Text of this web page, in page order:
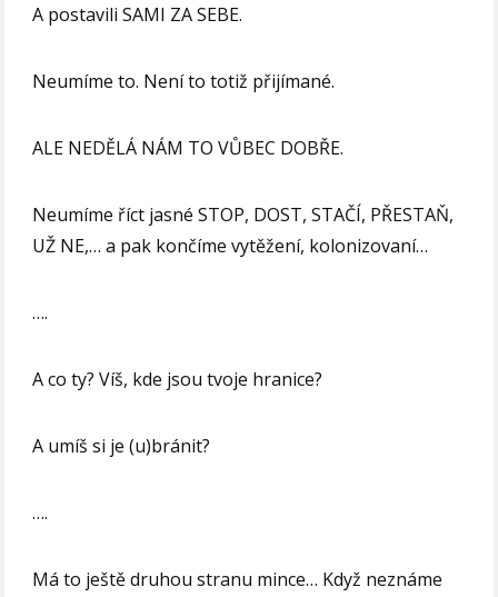
A postavili SAMI ZA SEBE.
Neumíme to. Není to totiž přijímané.
ALE NEDĚLÁ NÁM TO VŮBEC DOBŘE.
Neumíme říct jasné STOP, DOST, STAČÍ, PŘESTAŇ,
UŽ NE,… a pak končíme vytěžení, kolonizovaní…
….
A co ty? Víš, kde jsou tvoje hranice?
A umíš si je (u)bránit?
….
Má to ještě druhou stranu mince… Když neznáme